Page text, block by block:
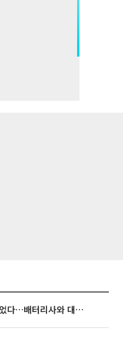
포스코퓨처엠, LFP 시장 뚫었다…배터리사와 대규모 장기 공급 합의